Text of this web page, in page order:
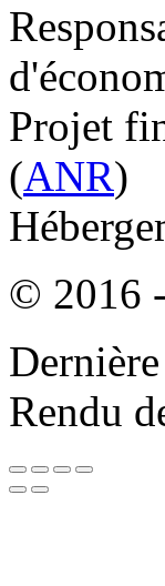
Projet
(ANR)
© 2016
Rendu